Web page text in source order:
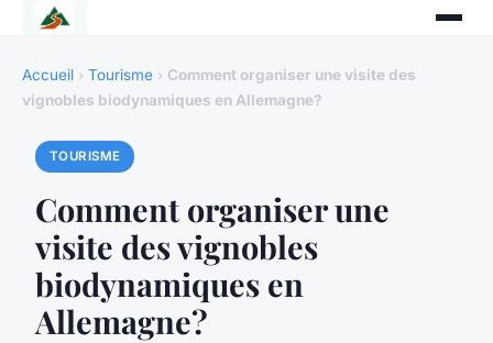
Accueil › Tourisme › Comment organiser une visite des
vignobles biodynamiques en Allemagne?
TOURISME
Comment organiser une
visite des vignobles
biodynamiques en
Allemagne?